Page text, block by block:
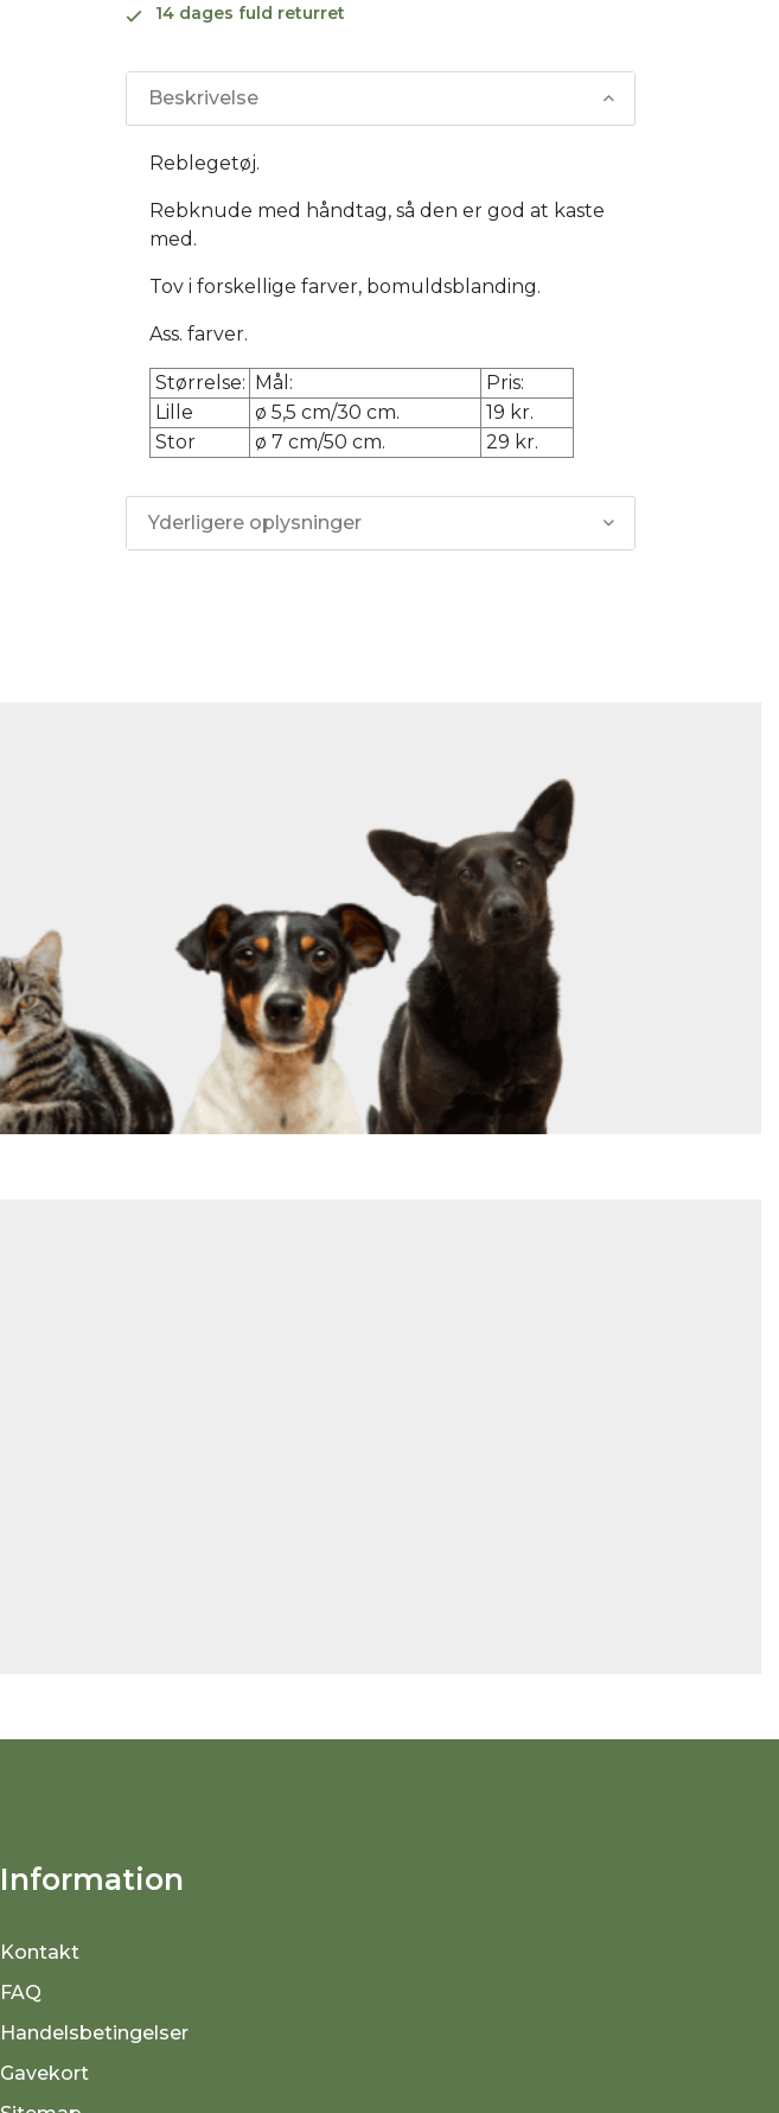
14 dages fuld returret
Beskrivelse
Reblegetøj.
Rebknude med håndtag, så den er god at kaste
med.
Tov i forskellige farver, bomuldsblanding.
Ass. farver.
Størrelse: Mål:
Pris:
Lille
ø 5,5 cm/30 cm.
19 kr.
Stor
ø 7 cm/50 cm. 29 kr.
Yderligere oplysninger
Information
Kontakt
FAQ
Handelsbetingelser
Gavekort